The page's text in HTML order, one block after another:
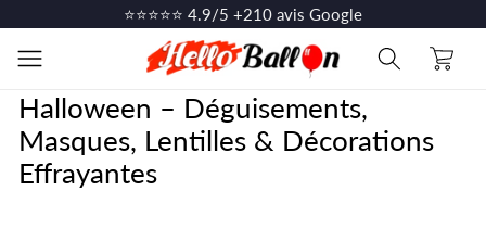
contenu
⭐⭐⭐⭐⭐ 4.9/5 +210 avis Google
Panier
Halloween – Déguisements,
Masques, Lentilles & Décorations
Effrayantes